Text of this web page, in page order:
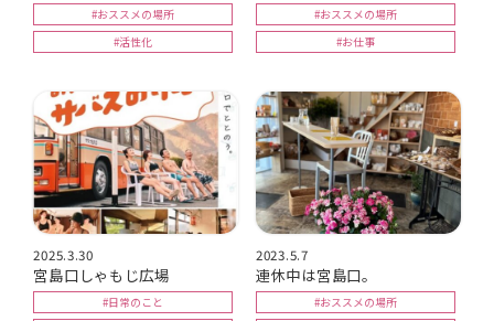
#おススメの場所
#活性化
#おススメの場所
#お仕事
2025.3.30
宮島口しゃもじ広場
#日常のこと
2023.5.7
連休中は宮島口。
#おススメの場所